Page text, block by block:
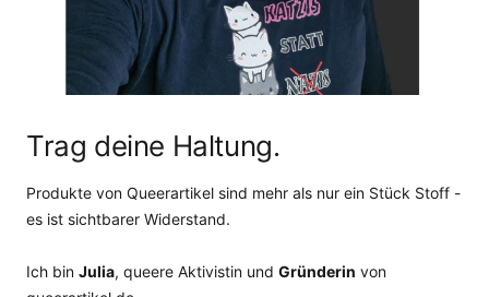
Trag deine Haltung.
Produkte von Queerartikel sind mehr als nur ein Stück Stoff -
es ist sichtbarer Widerstand.
Ich bin Julia, queere Aktivistin und Gründerin von